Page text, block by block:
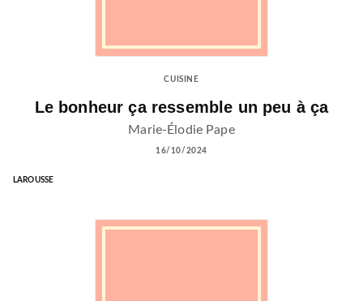
CUISINE
Le bonheur ça ressemble un peu à ça
Marie-Élodie Pape
16/10/2024
LAROUSSE